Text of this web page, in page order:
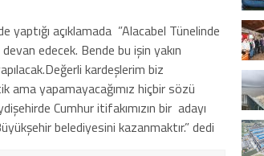
açıklamada ”Alacabel Tünelinde
edecek. Bende bu işin yakın
kardeşlerim biz
ama yapamayacağımız hiçbir sözü
Cumhur itifakımızın bir adayı
belediyesini kazanmaktır.” dedi